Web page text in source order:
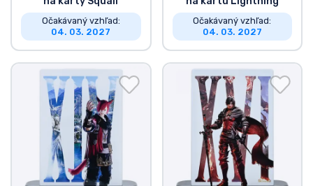
Očakávaný vzhľad:
04. 03. 2027
Očakávaný vzhľad:
04. 03. 2027